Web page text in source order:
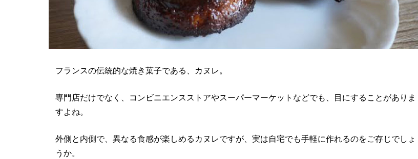
フランスの伝統的な焼き菓子である、カヌレ。
専門店だけでなく、コンビニエンスストアやスーパーマーケットなどでも、目にすることがありま
すよね。
外側と内側で、異なる食感が楽しめるカヌレですが、実は自宅でも手軽に作れるのをご存じでしょ
うか。